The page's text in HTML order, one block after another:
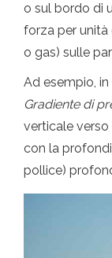
o sul bordo di
forza per unità
o gas) sulle
Ad esempio,
Gradiente di
verticale verso
con la
pollice)